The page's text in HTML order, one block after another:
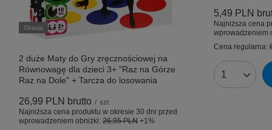
Okazja
2 duże Maty do Gry zręcznościowej na
Równowagę dla dzieci 3+ "Raz na Górze
Raz na Dole" + Tarcza do losowania
26,99 PLN brutto / szt.
Najniższa cena produktu w okresie 30 dni przed
wprowadzeniem obniżki: 26,95 PLN +1%
5,49 PLN
Najniższa cena
wprowadzeniem
Cena regularna:
Ilość